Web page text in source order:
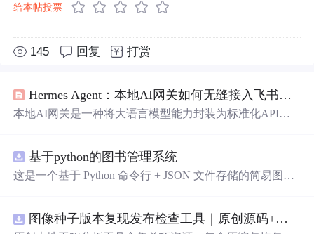
给本帖投票
145 回复 打赏
Hermes Agent：本地AI网关如何无缝接入飞书工作流
本地AI网关是一种将大语言模型能力封装为标准化API服
口、保障数据不出域。典型应用场景包括企业协作平台
（如飞书）的AI能力嵌入、私有化知识库问答、自动化办
计，结合 Ollama 与飞书机器人实战，展示如何在不依赖云
端API的前提下，让自然语言指令直接驱动本地模型完成
基于python的图书管理系统
这是一个基于 Python 命令行 + JSON 文件存储的简易图书
添加、删除、修改、搜索（按书名/作者/ISBN），每本书
图像种子版本复现发布检查工具｜原创源码+测试+离线报告